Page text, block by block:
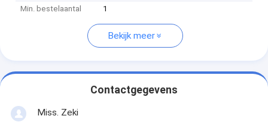
Min. bestelaantal
1
Bekijk meer
Contactgegevens
Miss. Zeki